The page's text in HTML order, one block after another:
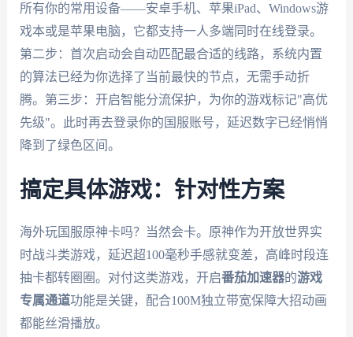
所有你的常用设备——安卓手机、苹果iPad、Windows游
戏本或是苹果电脑，它都支持一人多端同时在线登录。
第二步：首次启动会自动匹配最合适的线路，系统内置
的算法已经为你选择了当前最快的节点，无需手动折
腾。第三步：开启智能分流保护，为你的游戏标记"高优
先级"。此时再去登录你的国服账号，延迟数字已经悄悄
降到了绿色区间。
搞定具体游戏：针对性方案
海外玩国服原神卡吗？当然会卡。原神作为开放世界实
时战斗类游戏，延迟超100毫秒手感就变差，高峰时段连
抽卡都转圈圈。对付这类游戏，开启番茄加速器的游戏
专属通道功能是关键，配合100M独立带宽保障大招动画
都能丝滑播放。